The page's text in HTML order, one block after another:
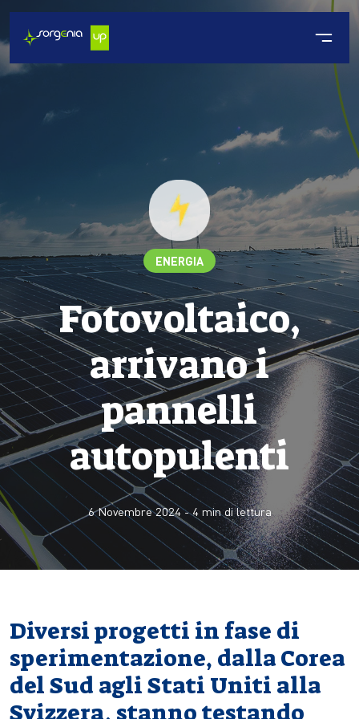
ENERGIA
Fotovoltaico,
arrivano i
pannelli
autopulenti
6 Novembre 2024-4min di lettura
Diversi progetti in fase di
sperimentazione, dalla Corea
del Sud agli Stati Uniti alla
Svizzera, stanno testando